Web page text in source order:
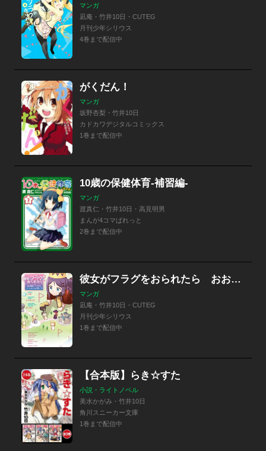
マンガ
凪庵・竹井10日・CUTEG
月刊少年シリウス
4巻まで配信中
がくだん！
マンガ
坂野杏梨・竹井10日
カドカワデジタルコミックス
1巻まで配信中
10歳の保健体育-補習編-
マンガ
渡真仁・竹井10日・高見明男
まんが4コマぱれっと
2巻まで配信中
彼女がフラグをおられたら おお勇者よ、フラグを立ててしまうとは何事だ！？
マンガ
凪庵・竹井10日・CUTEG
月刊少年シリウス
1巻まで配信中
【合本版】らき☆すた
小説・ライトノベル
美水かがみ・竹井10日
角川スニーカー文庫
1巻まで配信中